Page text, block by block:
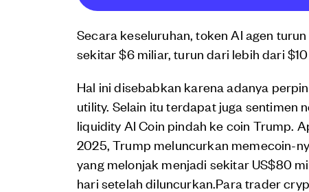
Secara keseluruhan, token AI agen
sekitar $6 miliar, turun dari lebih dari
Hal ini disebabkan karena adanya
utility. Selain itu terdapat juga sentimen
liquidity AI Coin pindah ke coin Trump.
2025, Trump meluncurkan memecoin-
yang melonjak menjadi sekitar US$80
hari setelah diluncurkan.Para trader